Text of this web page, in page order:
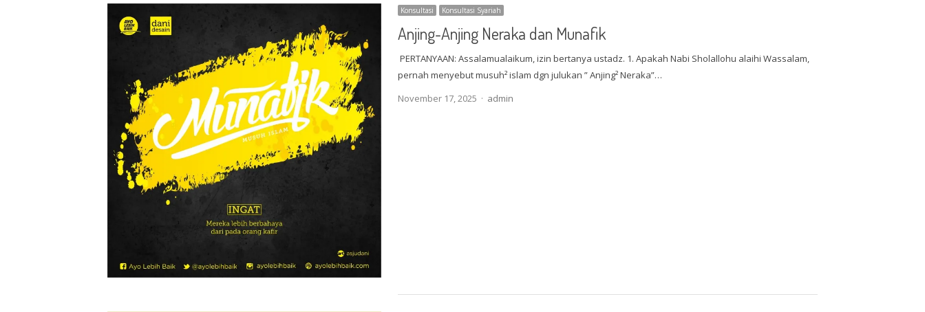
Konsultasi Konsultasi Syariah
Anjing-Anjing Neraka dan Munafik
PERTANYAAN: Assalamualaikum, izin bertanya ustadz. 1. Apakah Nabi Sholallohu alaihi Wassalam,
pernah menyebut musuh² islam dgn julukan ” Anjing² Neraka”…
November 17, 2025
Author
admin